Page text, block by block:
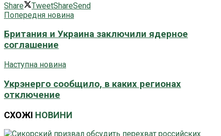
Share
TweetShareSend
Попередня новина
Британия и Украина заключили ядерное
соглашение
Наступна новина
Укрэнерго сообщило, в каких регионах
отключение
СХОЖІ НОВИНИ